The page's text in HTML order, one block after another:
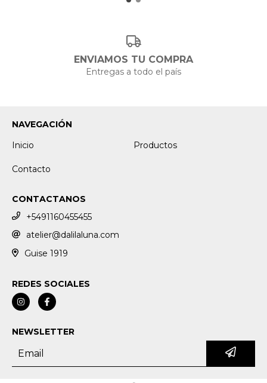
ENVIAMOS TU COMPRA
Entregas a todo el país
NAVEGACIÓN
Inicio
Productos
Contacto
CONTACTANOS
+5491160455455
atelier@dalilaluna.com
Guise 1919
REDES SOCIALES
NEWSLETTER